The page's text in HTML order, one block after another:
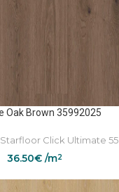
Oak Brown 35992025
Starfloor Click Ultimate 55
36.50€ /m2